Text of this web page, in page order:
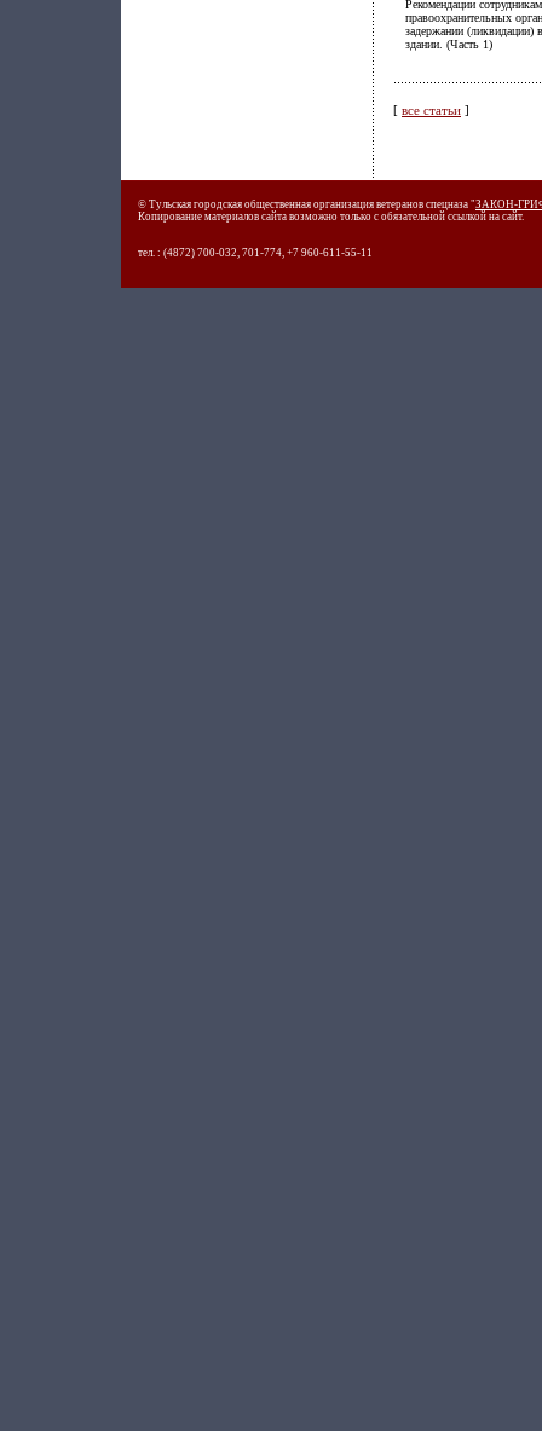
Рекомендации
правоохранительных
задержании (ликвидации)
здании. (Часть 1)
[ все статьи ]
© Тульская городская общественная организация ветеранов спецназа "ЗАКОН-
Копирование материалов сайта возможно только с обязательной ссылкой на сайт.
тел. : (4872) 700-032, 701-774, +7 960-611-55-11